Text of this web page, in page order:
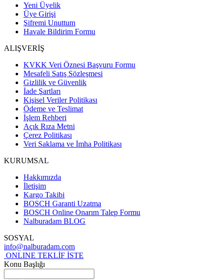
Yeni Üyelik
Üye Girişi
Şifremi Unuttum
Havale Bildirim Formu
ALIŞVERİŞ
KVKK Veri Öznesi Başvuru Formu
Mesafeli Satış Sözleşmesi
Gizlilik ve Güvenlik
İade Şartları
Kişisel Veriler Politikası
Ödeme ve Teslimat
İşlem Rehberi
Açık Rıza Metni
Çerez Politikası
Veri Saklama ve İmha Politikası
KURUMSAL
Hakkımızda
İletişim
Kargo Takibi
BOSCH Garanti Uzatma
BOSCH Online Onarım Talep Formu
Nalburadam BLOG
SOSYAL
info@nalburadam.com
ONLINE TEKLİF İSTE
Konu Başlığı